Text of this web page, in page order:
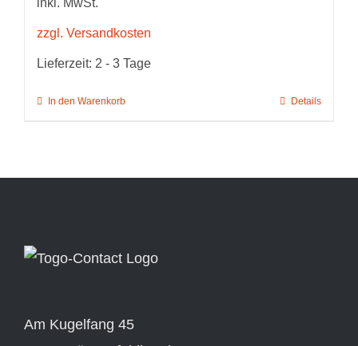
zzgl. Versandkosten
Lieferzeit: 2 - 3 Tage
In den Warenkorb Details
Am Kugelfang 45